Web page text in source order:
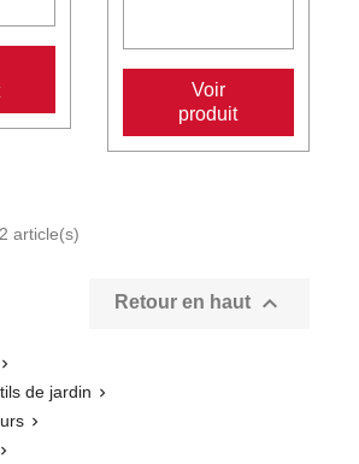

de jardin 


Voir
produit
article(s)
Retour en haut 